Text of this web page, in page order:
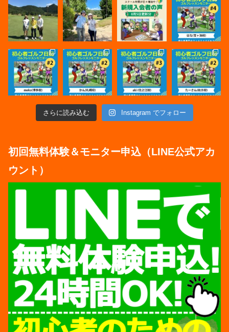
さらに読み込む Instagram でフォロー
初回無料体験＆モニター申込（LINE公式アカ
ウント）